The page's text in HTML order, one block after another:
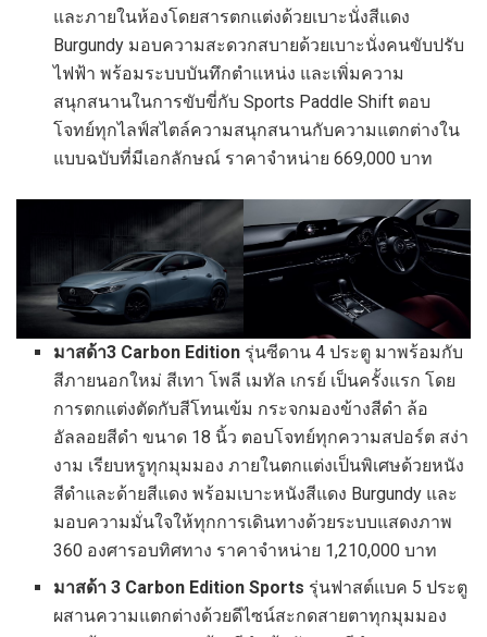
และภายในห้องโดยสารตกแต่งด้วยเบาะนั่งสีแดง
Burgundy มอบความสะดวกสบายด้วยเบาะนั่งคนขับปรับ
ไฟฟ้า พร้อมระบบบันทึกตำแหน่ง และเพิ่มความ
สนุกสนานในการขับขี่กับ Sports Paddle Shift ตอบ
โจทย์ทุกไลฟ์สไตล์ความสนุกสนานกับความแตกต่างใน
แบบฉบับที่มีเอกลักษณ์ ราคาจำหน่าย 669,000 บาท
มาสด้า3 Carbon Edition รุ่นซีดาน 4 ประตู มาพร้อมกับ
สีภายนอกใหม่ สีเทา โพลี เมทัล เกรย์ เป็นครั้งแรก โดย
การตกแต่งตัดกับสีโทนเข้ม กระจกมองข้างสีดำ ล้อ
อัลลอยสีดำ ขนาด 18 นิ้ว ตอบโจทย์ทุกความสปอร์ต สง่า
งาม เรียบหรูทุกมุมมอง ภายในตกแต่งเป็นพิเศษด้วยหนัง
สีดำและด้ายสีแดง พร้อมเบาะหนังสีแดง Burgundy และ
มอบความมั่นใจให้ทุกการเดินทางด้วยระบบแสดงภาพ
360 องศารอบทิศทาง ราคาจำหน่าย 1,210,000 บาท
มาสด้า 3 Carbon Edition Sports รุ่นฟาสต์แบค 5 ประตู
ผสานความแตกต่างด้วยดีไซน์สะกดสายตาทุกมุมมอง